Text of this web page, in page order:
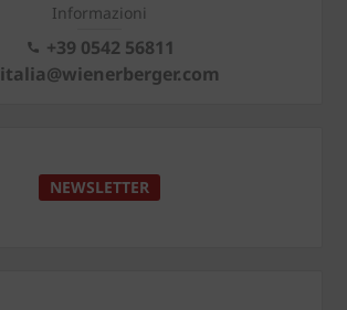
Informazioni
+39 0542 56811
italia@wienerberger.com
NEWSLETTER